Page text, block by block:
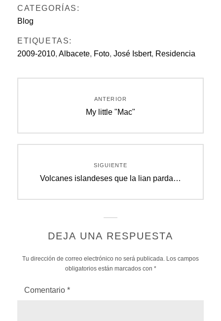
CATEGORÍAS:
Blog
ETIQUETAS:
2009-2010, Albacete, Foto, José Isbert, Residencia
entradas
ANTERIOR
Entrada
My little "Mac"
SIGUIENTE
Entrada
Volcanes islandeses que la lian parda…
DEJA UNA RESPUESTA
Tu dirección de correo electrónico no será publicada. Los campos
obligatorios están marcados con *
Comentario *